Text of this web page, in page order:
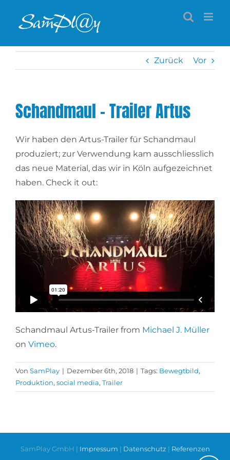
Inhalt
Zurück Vor
Schandmaul – Trailer Artus
Wir haben den Artus-Trailer für Schandmaul
produziert; zur Verwendung kam ausschliesslich
das neue Material, das wir in Köln aufgezeichnet
haben. Check it out:
Schandmaul Artus-Trailer from Michael J. Müller
on Vimeo.
Von SamPlay | Dezember 6th, 2018 | Tags: Bewegtbild,
Produktion, social media, Trailer
SamPlay GmbH | Impressum | Datenschutz | Referenzen